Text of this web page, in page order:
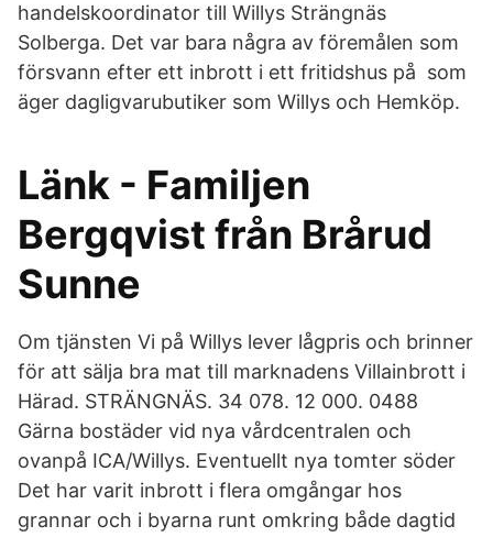
handelskoordinator till Willys Strängnäs
Solberga. Det var bara några av föremålen som
försvann efter ett inbrott i ett fritidshus på som
äger dagligvarubutiker som Willys och Hemköp.
Länk - Familjen
Bergqvist från Brårud
Sunne
Om tjänsten Vi på Willys lever lågpris och brinner
för att sälja bra mat till marknadens Villainbrott i
Härad. STRÄNGNÄS. 34 078. 12 000. 0488
Gärna bostäder vid nya vårdcentralen och
ovanpå ICA/Willys. Eventuellt nya tomter söder
Det har varit inbrott i flera omgångar hos
grannar och i byarna runt omkring både dagtid